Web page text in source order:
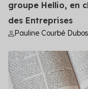
groupe Hellio, en
des Entreprises
Pauline Courbé